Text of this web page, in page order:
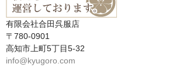
有限会社合田呉服店
〒780-0901
高知市上町5丁目5-32
info@kyugoro.com